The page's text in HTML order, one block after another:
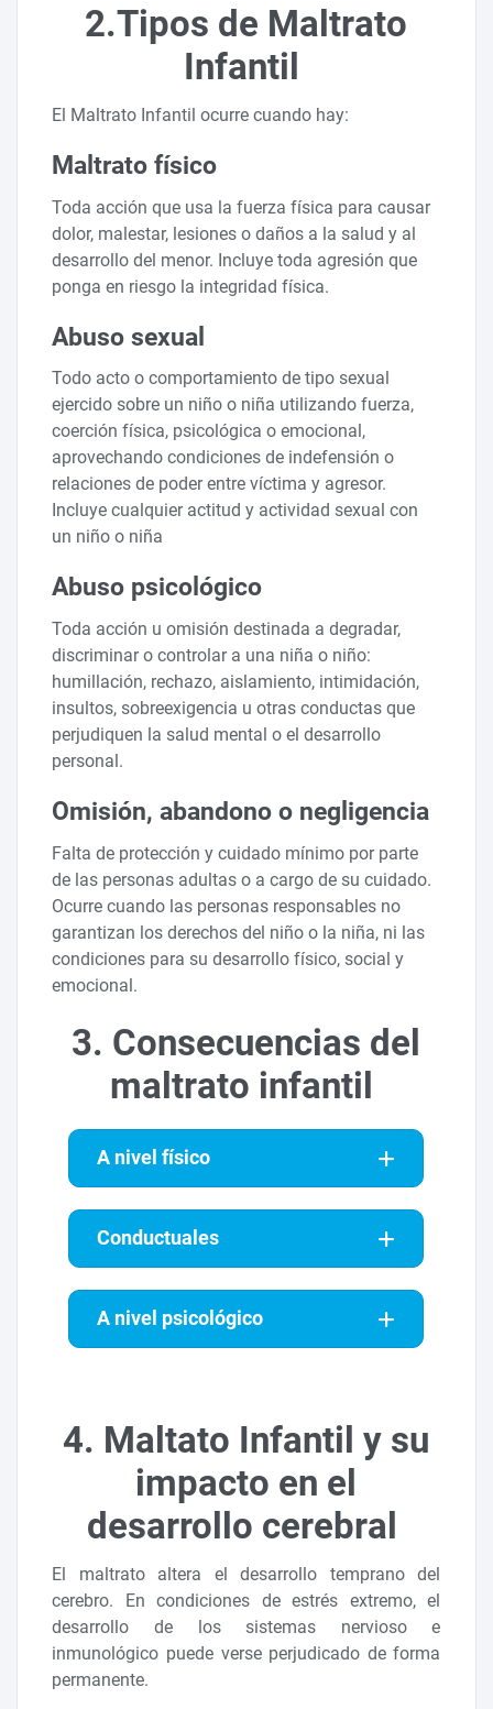
2.Tipos de Maltrato
Infantil
El Maltrato Infantil ocurre cuando hay:
Maltrato físico
Toda acción que usa la fuerza física para causar
dolor, malestar, lesiones o daños a la salud y al
desarrollo del menor. Incluye toda agresión que
ponga en riesgo la integridad física.
Abuso sexual
Todo acto o comportamiento de tipo sexual
ejercido sobre un niño o niña utilizando fuerza,
coerción física, psicológica o emocional,
aprovechando condiciones de indefensión o
relaciones de poder entre víctima y agresor.
Incluye cualquier actitud y actividad sexual con
un niño o niña
Abuso psicológico
Toda acción u omisión destinada a degradar,
discriminar o controlar a una niña o niño:
humillación, rechazo, aislamiento, intimidación,
insultos, sobreexigencia u otras conductas que
perjudiquen la salud mental o el desarrollo
personal.
Omisión, abandono o negligencia
Falta de protección y cuidado mínimo por parte
de las personas adultas o a cargo de su cuidado.
Ocurre cuando las personas responsables no
garantizan los derechos del niño o la niña, ni las
condiciones para su desarrollo físico, social y
emocional.
3. Consecuencias del
maltrato infantil
A nivel físico
Conductuales
A nivel psicológico
4. Maltato Infantil y su
impacto en el
desarrollo cerebral
El maltrato altera el desarrollo temprano del
cerebro. En condiciones de estrés extremo, el
desarrollo de los sistemas nervioso e
inmunológico puede verse perjudicado de forma
permanente.